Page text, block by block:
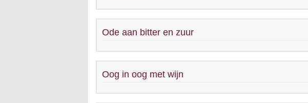
Ode aan bitter en zuur
Oog in oog met wijn